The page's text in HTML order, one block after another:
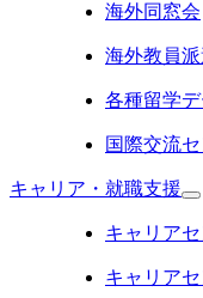
海外同窓会
海外教員派
各種留学デ
国際交流
キャリア・就職支援
キャリア
キャリア